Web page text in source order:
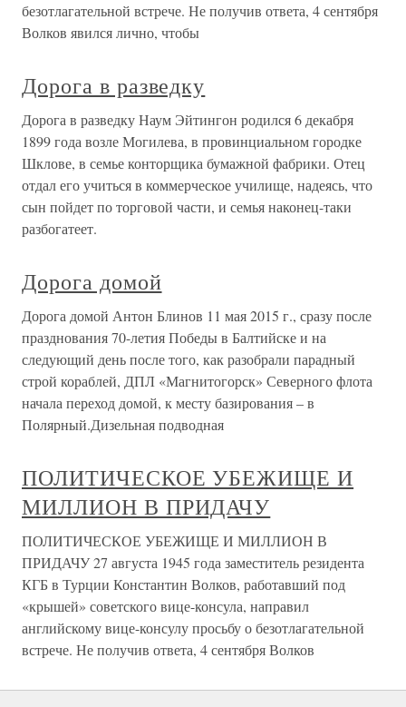
безотлагательной встрече. Не получив ответа, 4 сентября
Волков явился лично, чтобы
Дорога в разведку
Дорога в разведку Наум Эйтингон родился 6 декабря
1899 года возле Могилева, в провинциальном городке
Шклове, в семье конторщика бумажной фабрики. Отец
отдал его учиться в коммерческое училище, надеясь, что
сын пойдет по торговой части, и семья наконец-таки
разбогатеет.
Дорога домой
Дорога домой Антон Блинов 11 мая 2015 г., сразу после
празднования 70-летия Победы в Балтийске и на
следующий день после того, как разобрали парадный
строй кораблей, ДПЛ «Магнитогорск» Северного флота
начала переход домой, к месту базирования – в
Полярный.Дизельная подводная
ПОЛИТИЧЕСКОЕ УБЕЖИЩЕ И
МИЛЛИОН В ПРИДАЧУ
ПОЛИТИЧЕСКОЕ УБЕЖИЩЕ И МИЛЛИОН В
ПРИДАЧУ 27 августа 1945 года заместитель резидента
КГБ в Турции Константин Волков, работавший под
«крышей» советского вице-консула, направил
английскому вице-консулу просьбу о безотлагательной
встрече. Не получив ответа, 4 сентября Волков